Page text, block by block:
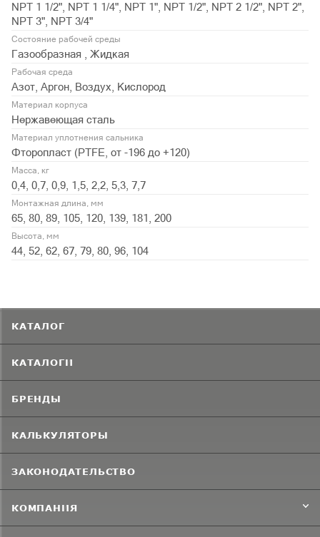
NPT 1 1/2", NPT 1 1/4", NPT 1", NPT 1/2", NPT 2 1/2", NPT 2",
NPT 3", NPT 3/4"
Состояние рабочей среды
Газообразная , Жидкая
Рабочая среда
Азот, Аргон, Воздух, Кислород
Материал корпуса
Нержавеющая сталь
Материал уплотнения сальника
Фторопласт (PTFE, от -196 до +120)
Масса, кг
0,4, 0,7, 0,9, 1,5, 2,2, 5,3, 7,7
Монтажная длина, мм
65, 80, 89, 105, 120, 139, 181, 200
Высота, мм
44, 52, 62, 67, 79, 80, 96, 104
КАТАЛОГ
КАТАЛОГИ
БРЕНДЫ
КАЛЬКУЛЯТОРЫ
ЗАКОНОДАТЕЛЬСТВО
КОМПАНИЯ